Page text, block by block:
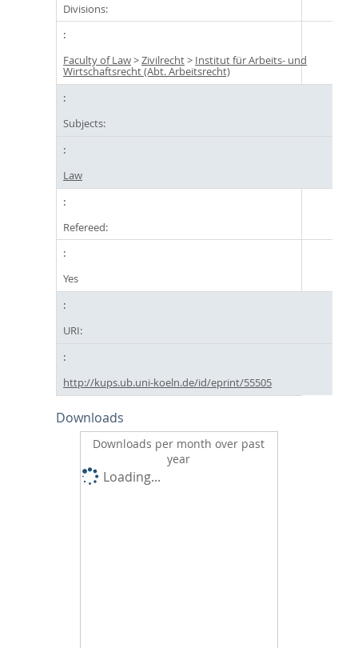
Divisions:
Faculty of Law>Zivilrecht> Institut für Arbeits- und
Wirtschaftsrecht (Abt. Arbeitsrecht)
Subjects:
Law
Refereed:
Yes
URI:
http://kups.ub.uni-koeln.de/id/eprint/55505
Downloads
Downloads per month over past
year
Loading...